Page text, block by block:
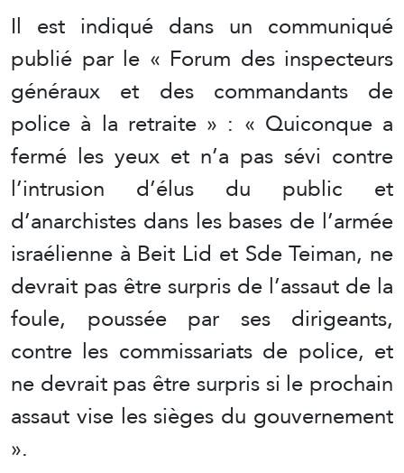
Il est indiqué dans un communiqué
publié par le « Forum des inspecteurs
généraux et des commandants de
police à la retraite » : « Quiconque a
fermé les yeux et n’a pas sévi contre
l’intrusion d’élus du public et
d’anarchistes dans les bases de l’armée
israélienne à Beit Lid et Sde Teiman, ne
devrait pas être surpris de l’assaut de la
foule, poussée par ses dirigeants,
contre les commissariats de police, et
ne devrait pas être surpris si le prochain
assaut vise les sièges du gouvernement
».